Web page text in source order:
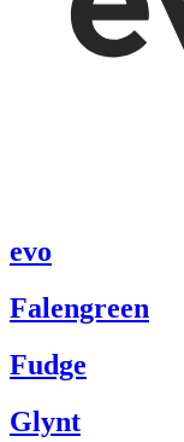
evo
Falengreen
Fudge
Glynt